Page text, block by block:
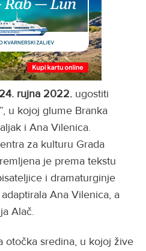
rujna 2022. ugostiti
u kojoj glume Branka
i Ana Vilenica.
za kulturu Grada
je prema tekstu
i dramaturginje
Ana Vilenica, a
Alač.
otočka sredina, u kojoj žive